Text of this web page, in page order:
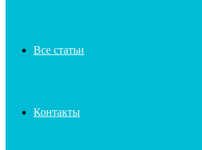
Все статьи
Контакты